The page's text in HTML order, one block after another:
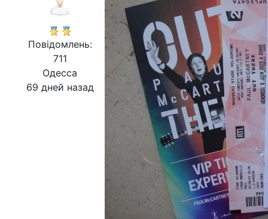
Повідомлень:
711
Одесса
69 дней назад